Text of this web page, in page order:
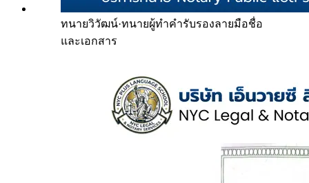
ทนายวิวัฒน์·ทนายผู้ทำคำรับรองลายมือชื่อ
และเอกสาร